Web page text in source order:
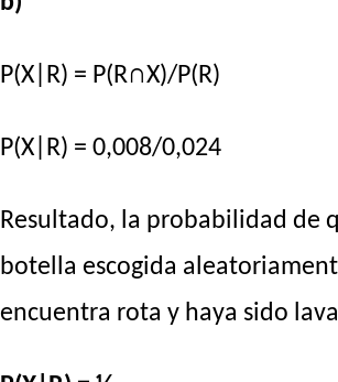
P(X|R) = P(R∩X)/P(R)
P(X|R) = 0,008/0,024
Resultado, la probabilidad de
botella escogida
encuentra rota y haya sido